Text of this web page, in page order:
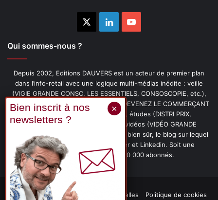
LinkedinYouTube
Qui sommes-nous ?
Depuis 2002, Editions DAUVERS est un acteur de premier plan
dans l’info-retail avec une logique multi-médias inédite : veille
(VIGIE GRANDE CONSO, LES ESSENTIELS, CONSOSCOPIE, etc.),
livres (PENSER-CLIENT, IMAGE-PRIX, DEVENEZ LE COMMERÇANT
PRÉFÉRÉ DE VOS CLIENTS, etc.), études (DISTRI PRIX,
PROMOFLASH, DRIVE INSIGHTS), vidéos (VIDÉO GRANDE
CONSO), podcasts (CAFÉ CONSO) et, bien sûr, le blog sur lequel
vous êtes, ainsi que les fils Twitter et Linkedin. Soit une
communauté de plus de 150 000 abonnés.
Mentions légales Données personnelles Politique de cookies